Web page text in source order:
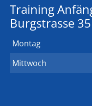
Training
Burgstrasse 35
Montag
Mittwoch